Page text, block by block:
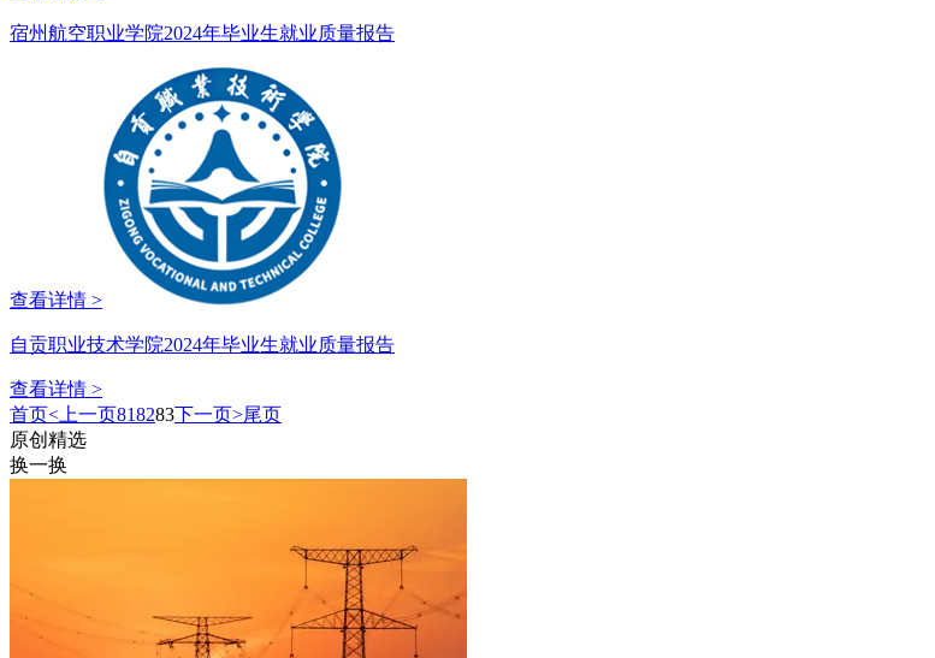
宿州航空职业学院2024年毕业生就业质量报告
查看详情 >
自贡职业技术学院2024年毕业生就业质量报告
查看详情 >
首页<上一页818283下一页>尾页
原创精选
换一换